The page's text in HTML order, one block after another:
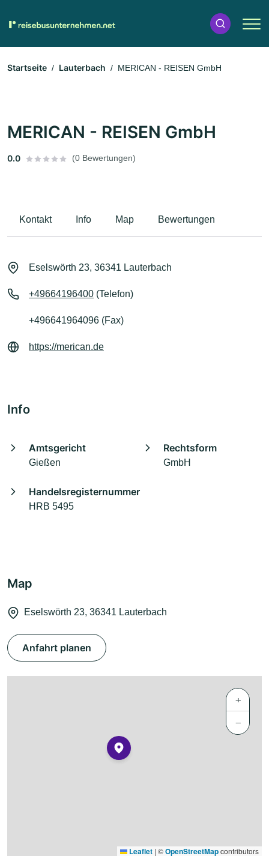
Startseite Lauterbach MERICAN - REISEN GmbH
MERICAN - REISEN GmbH
0.0 (0 Bewertungen)
Kontakt Info Map Bewertungen
Eselswörth 23, 36341 Lauterbach
+49664196400 (Telefon)
+496641964096 (Fax)
https://merican.de
Info
Amtsgericht
Gießen
Rechtsform
GmbH
Handelsregisternummer
HRB 5495
Map
Eselswörth 23, 36341 Lauterbach
Anfahrt planen
+
−
Leaflet | ©OpenStreetMapcontributors